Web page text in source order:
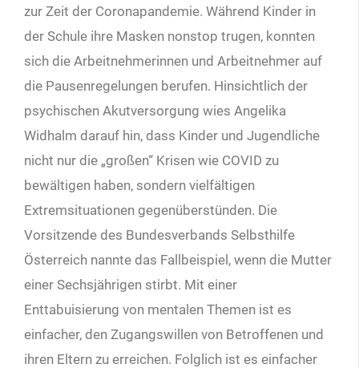
zur Zeit der Coronapandemie. Während Kinder in
der Schule ihre Masken nonstop trugen, konnten
sich die Arbeitnehmerinnen und Arbeitnehmer auf
die Pausenregelungen berufen. Hinsichtlich der
psychischen Akutversorgung wies Angelika
Widhalm darauf hin, dass Kinder und Jugendliche
nicht nur die „großen“ Krisen wie COVID zu
bewältigen haben, sondern vielfältigen
Extremsituationen gegenüberstünden. Die
Vorsitzende des Bundesverbands Selbsthilfe
Österreich nannte das Fallbeispiel, wenn die Mutter
einer Sechsjährigen stirbt. Mit einer
Enttabuisierung von mentalen Themen ist es
einfacher, den Zugangswillen von Betroffenen und
ihren Eltern zu erreichen. Folglich ist es einfacher